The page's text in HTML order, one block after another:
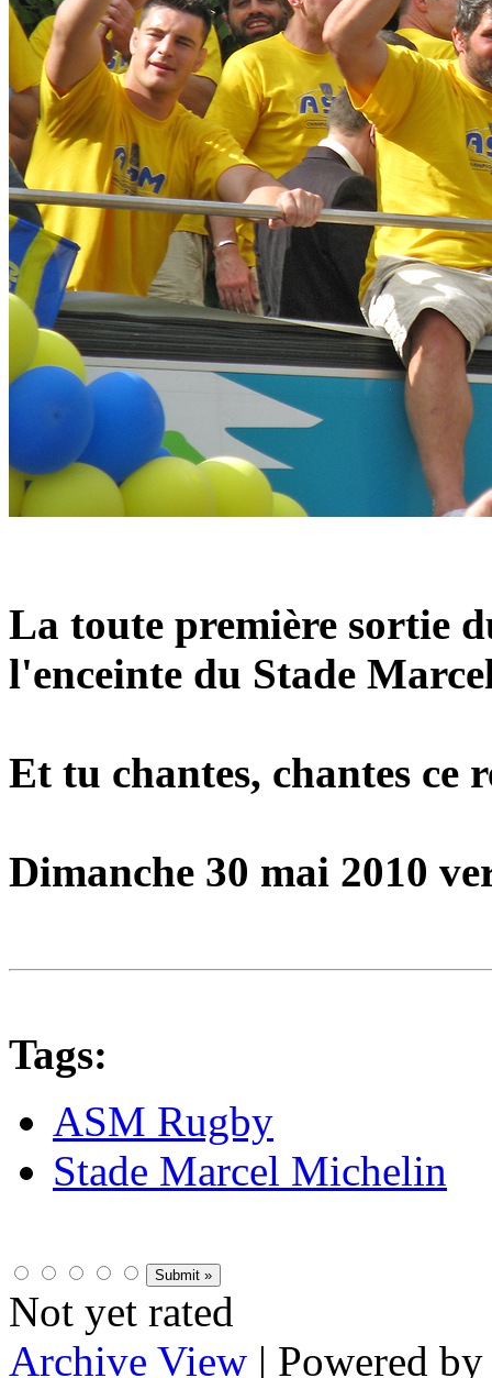
La toute première sortie
l'enceinte du Stade
Et tu chantes, chantes
Dimanche 30 mai 2010
Tags:
ASM Rugby
Stade Marcel Michelin
Not yet rated
Archive View | Powered